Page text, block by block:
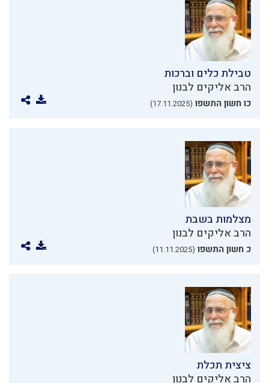
טבילת כלים וברכות
הרב אליקים לבנון
כו חשון התשפו (17.11.2025)
מצלמות בשבת
הרב אליקים לבנון
כ חשון התשפו (11.11.2025)
ציצית תכלת
הרב אליקים לבנון